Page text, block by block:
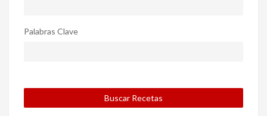
Palabras Clave
Buscar Recetas